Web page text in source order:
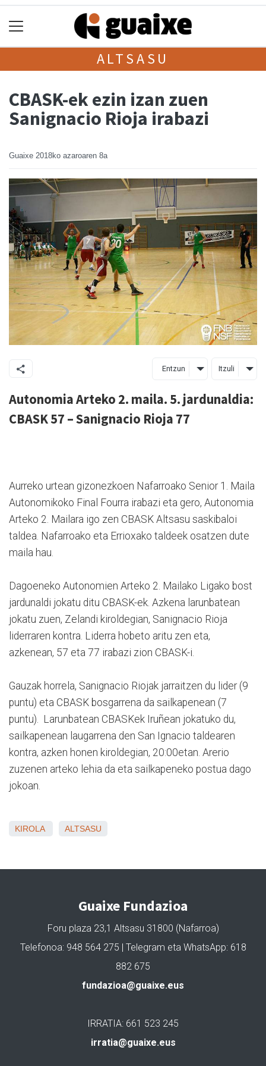
ALTSASU
CBASK-ek ezin izan zuen
Sanignacio Rioja irabazi
Guaixe 2018ko azaroaren 8a
Entzun Itzuli
Autonomia Arteko 2. maila. 5. jardunaldia:
CBASK 57 – Sanignacio Rioja 77
Aurreko urtean gizonezkoen Nafarroako Senior 1. Maila
Autonomikoko Final Fourra irabazi eta gero, Autonomia
Arteko 2. Mailara igo zen CBASK Altsasu saskibaloi
taldea. Nafarroako eta Errioxako taldeek osatzen dute
maila hau.
Dagoeneko Autonomien Arteko 2. Mailako Ligako bost
jardunaldi jokatu ditu CBASK-ek. Azkena larunbatean
jokatu zuen, Zelandi kiroldegian, Sanignacio Rioja
liderraren kontra. Liderra hobeto aritu zen eta,
azkenean, 57 eta 77 irabazi zion CBASK-i.
Gauzak horrela, Sanignacio Riojak jarraitzen du lider (9
puntu) eta CBASK bosgarrena da sailkapenean (7
puntu). Larunbatean CBASKek Iruñean jokatuko du,
sailkapenean laugarrena den San Ignacio taldearen
kontra, azken honen kiroldegian, 20:00etan. Arerio
zuzenen arteko lehia da eta sailkapeneko postua dago
jokoan.
KIROLA ALTSASU
Guaixe Fundazioa
Foru plaza 23,1 Altsasu 31800 (Nafarroa)
Telefonoa: 948 564 275 | Telegram eta WhatsApp: 618
882 675
fundazioa@guaixe.eus
IRRATIA: 661 523 245
irratia@guaixe.eus